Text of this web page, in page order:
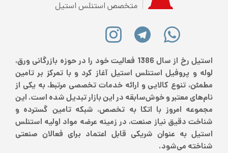
متخصص استنلس استیل
استیل رخ از سال 1386 فعالیت خود را در حوزه بازرگانی ورق،
لوله و پروفیل استنلس استیل آغاز کرد و با تمرکز بر تامین
مطمئن، تنوع کالایی و ارائه خدمات تخصصی مرتبط، به یکی از
نام‌های معتبر و خوش‌سابقه در این بازار تبدیل شده است. این
مجموعه امروز با اتکا به تخصص، شبکه تامین گسترده و
شناخت دقیق نیاز صنعت، در زمینه عرضه مواد اولیه استنلس
استیل به عنوان شریکی قابل اعتماد برای فعالان صنعتی
شناخته می‌شود.